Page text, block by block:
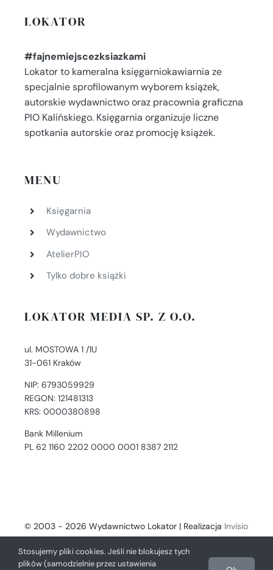
LOKATOR
#fajnemiejscezksiazkami
Lokator to kameralna księgarniokawiarnia ze
specjalnie sprofilowanym wyborem książek,
autorskie wydawnictwo oraz pracownia graficzna
PIO Kalińskiego. Księgarnia organizuje liczne
spotkania autorskie oraz promocję książek.
MENU
Księgarnia
Wydawnictwo
AtelierPIO
Tylko dobre książki
LOKATOR MEDIA SP. Z O.O.
ul. MOSTOWA 1 /1U
31-061 Kraków
NIP: 6793059929
REGON: 121481313
KRS: 0000380898
Bank Millenium
PL 62 1160 2202 0000 0001 8387 2112
© 2003 - 2026 Wydawnictwo Lokator | Realizacja Invisio
- Digital Solutions
Stosujemy pliki cookies. Jeśli nie blokujesz tych
plików (samodzielnie przez ustawienia